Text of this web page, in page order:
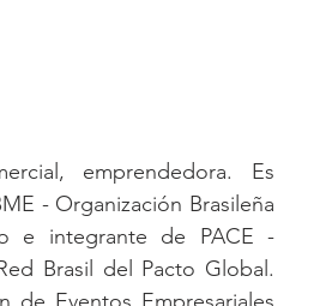
emprendedora. Es
- Organización Brasileña
e integrante de PACE -
Brasil del Pacto Global.